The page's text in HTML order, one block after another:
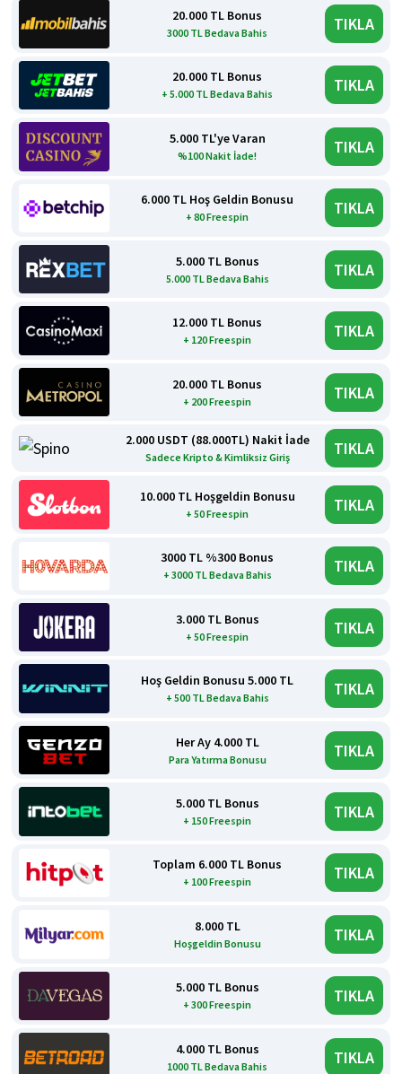
20.000 TL Bonus
3000 TL Bedava Bahis TIKLA
20.000 TL Bonus
+ 5.000 TL Bedava Bahis TIKLA
5.000 TL'ye Varan
%100 Nakit İade! TIKLA
6.000 TL Hoş Geldin Bonusu
+ 80 Freespin TIKLA
5.000 TL Bonus
5.000 TL Bedava Bahis TIKLA
12.000 TL Bonus
+ 120 Freespin TIKLA
20.000 TL Bonus
+ 200 Freespin TIKLA
2.000 USDT (88.000TL) Nakit İade
Sadece Kripto & Kimliksiz Giriş TIKLA
10.000 TL Hoşgeldin Bonusu
+ 50 Freespin TIKLA
3000 TL %300 Bonus
+ 3000 TL Bedava Bahis TIKLA
3.000 TL Bonus
+ 50 Freespin TIKLA
Hoş Geldin Bonusu 5.000 TL
+ 500 TL Bedava Bahis TIKLA
Her Ay 4.000 TL
Para Yatırma Bonusu TIKLA
5.000 TL Bonus
+ 150 Freespin TIKLA
Toplam 6.000 TL Bonus
+ 100 Freespin TIKLA
8.000 TL
Hoşgeldin Bonusu TIKLA
5.000 TL Bonus
+ 300 Freespin TIKLA
4.000 TL Bonus
1000 TL Bedava Bahis TIKLA